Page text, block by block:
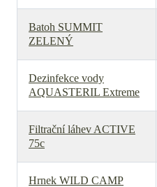
Batoh SUMMIT
ZELENÝ
Dezinfekce vody
AQUASTERIL Extreme
Filtrační láhev ACTIVE
75c
Hrnek WILD CAMP